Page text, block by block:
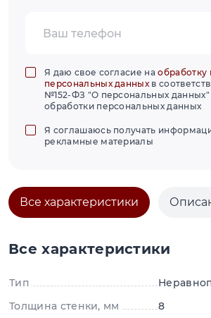
Я даю свое согласие наобработку
персональных данныхв
№152-ФЗ "О персональных
обработки персональных данных
Я соглашаюсь получать
рекламные материалы
Все характеристики
Все характеристики
Тип
Толщина стенки, мм
8